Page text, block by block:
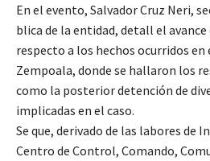
En el evento, Salvador Cruz Neri,
blica de la entidad, detall el
respecto a los hechos ocurridos en
Zempoala, donde se hallaron los
como la posterior detención de
implicadas en el caso.
Se que, derivado de las labores de
Centro de Control, Comando,